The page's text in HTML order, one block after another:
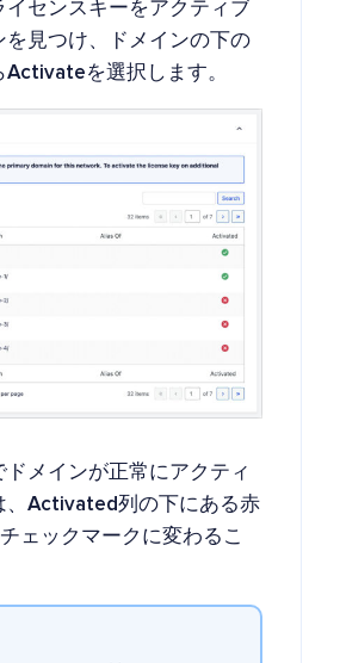
センスキーをアクティブ
を見つけ、ドメインの下の
Activateを選択します。
メインが正常にアクティ
Activated列の下にある赤
ェックマークに変わるこ